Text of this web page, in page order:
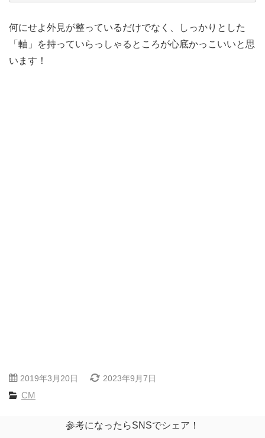
何にせよ外見が整っているだけでなく、しっかりとした
「軸」を持っていらっしゃるところが心底かっこいいと思
います！
2019年3月20日 2023年9月7日
CM
参考になったらSNSでシェア！